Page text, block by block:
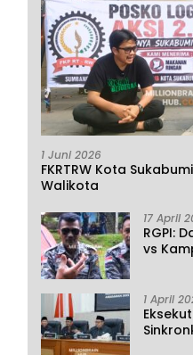
1 Juni 2026
FKRTRW Kota
Walikota
17 April
RGPI:
vs
1 April